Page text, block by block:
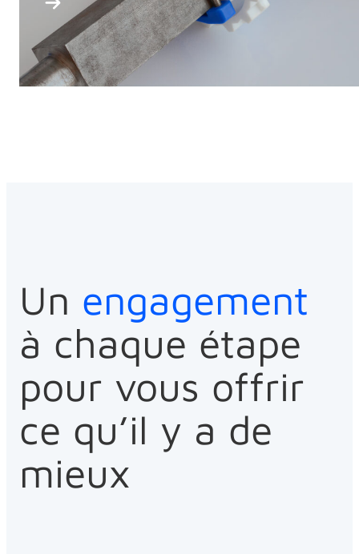
Un engagement
à chaque étape
pour vous offrir
ce qu’il y a de
mieux